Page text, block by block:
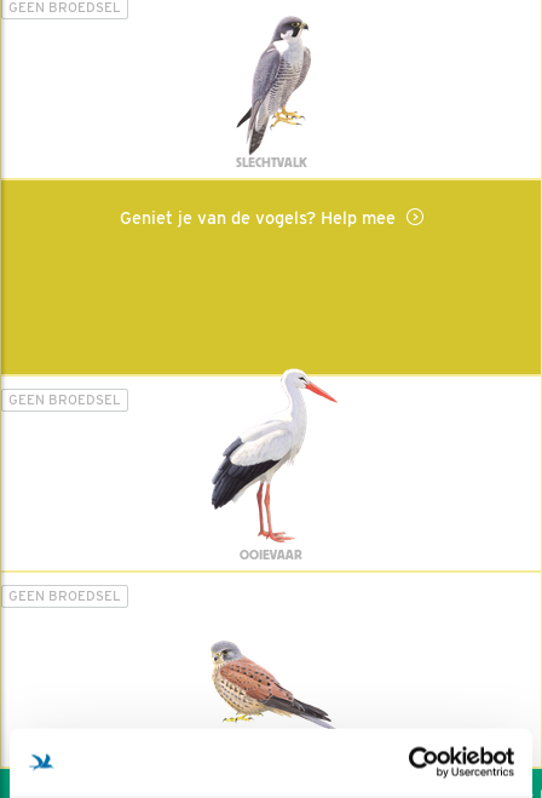
GEEN BROEDSEL
SLECHTVALK
Geniet je van de vogels? Help mee
GEEN BROEDSEL
OOIEVAAR
GEEN BROEDSEL